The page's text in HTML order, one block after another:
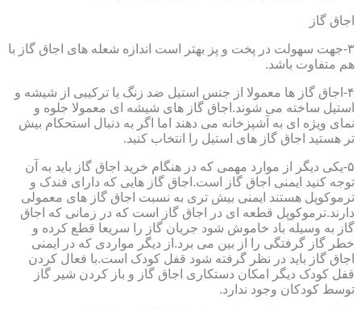
اجاق گاز
۳-جهت سهولت در پخت و پز بهتر است اندازه شعله های اجاق گاز با
هم متفاوت باشد.
۴-اجاق گاز ها معمولا از جنس استیل ضد زنگ یا ترکیبی از شیشه و
استیل ساخته می شوند.اجاق گاز های شیشه ای معمولا جلوه و
نمای ویژه ای به آشپزخانه می دهند اما اگر به دنبال استحکام بیش
تر هستید اجاق گاز های استیل را انتخاب کنید.
۵-یکی دیگر از موارد مهمی که در هنگام خرید اجاق گاز باید به آن
توجه کنید ایمنی اجاق گاز است.اجاق گاز هایی که دارای فندک و
ترموکوپل هستند ایمنی بیش تری به نسبت اجاق گاز های معمولی
دارند.ترموکوپل قطعه ای در اجاق گاز است که در زمانی که اجاق
گاز به وسیله باد خاموش شود جریان گاز را سریعا قطع کرده و
خطر گاز گرفتگی را از بین می برد.از دیگر مواردی که در ایمنی
اجاق گاز باید در نظر گرفته شود قفل کودک است.با فعال کردن
قفل کودک دیگر امکان دستکاری اجاق گاز و باز کردن شیر گاز
توسط کودکان وجود ندارد.